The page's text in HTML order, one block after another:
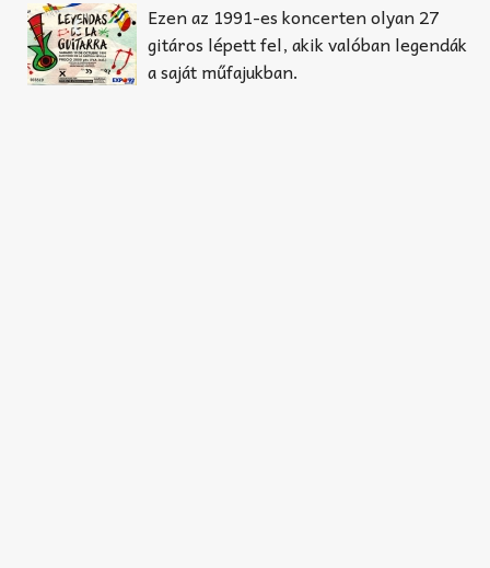
TABok
Ezen az 1991-es koncerten olyan 27
gitáros lépett fel, akik valóban legendák
a saját műfajukban.